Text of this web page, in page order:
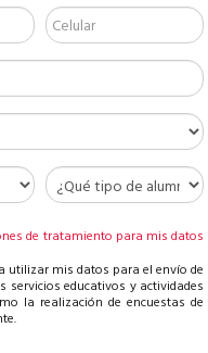
de tratamiento para mis datos
utilizar mis datos para el envío de
servicios educativos y actividades
la realización de encuestas de